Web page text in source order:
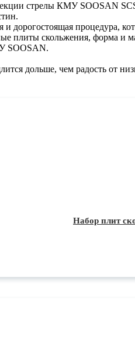
стрелы КМУ SOOSAN
дорогостоящая процедура,
плиты скольжения, форма и
SOOSAN.
дольше, чем радость от
Набор плит